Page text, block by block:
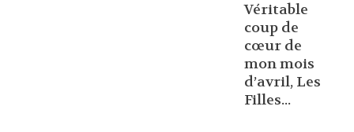
Véritable
coup de
cœur de
mon mois
d’avril, Les
Filles...